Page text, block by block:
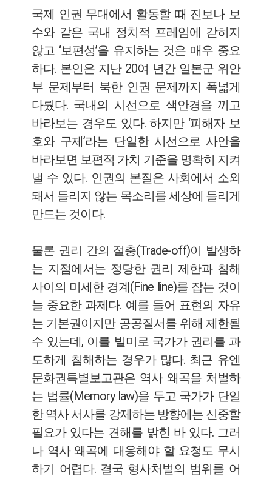
국제 인권 무대에서 활동할 때 진보나 보
수와 같은 국내 정치적 프레임에 갇히지
않고 ‘보편성’을 유지하는 것은 매우 중요
하다. 본인은 지난 20여 년간 일본군 위안
부 문제부터 북한 인권 문제까지 폭넓게
다뤘다. 국내의 시선으로 색안경을 끼고
바라보는 경우도 있다. 하지만 ‘피해자 보
호와 구제’라는 단일한 시선으로 사안을
바라보면 보편적 가치 기준을 명확히 지켜
낼 수 있다. 인권의 본질은 사회에서 소외
돼서 들리지 않는 목소리를 세상에 들리게
만드는 것이다.
물론 권리 간의 절충(Trade-off)이 발생하
는 지점에서는 정당한 권리 제한과 침해
사이의 미세한 경계(Fine line)를 잡는 것이
늘 중요한 과제다. 예를 들어 표현의 자유
는 기본권이지만 공공질서를 위해 제한될
수 있는데, 이를 빌미로 국가가 권리를 과
도하게 침해하는 경우가 많다. 최근 유엔
문화권특별보고관은 역사 왜곡을 처벌하
는 법률(Memory law)을 두고 국가가 단일
한 역사 서사를 강제하는 방향에는 신중할
필요가 있다는 견해를 밝힌 바 있다. 그러
나 역사 왜곡에 대응해야 할 요청도 무시
하기 어렵다. 결국 형사처벌의 범위를 어